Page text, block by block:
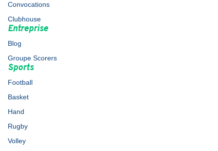
Convocations
Clubhouse
Entreprise
Blog
Groupe Scorers
Sports
Football
Basket
Hand
Rugby
Volley